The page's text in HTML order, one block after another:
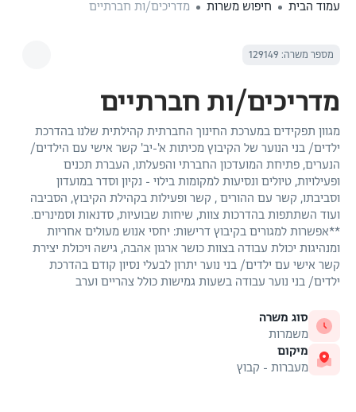
עמוד הבית חיפוש משרות מדריכים/ות חברתיים
מספר משרה: 129149
מדריכים/ות חברתיים
מגוון תפקידים במערכת החינוך החברתית קהילתית שלנו בהדרכת
ילדים/ בני הנוער של הקיבוץ מכיתות א'-יב' קשר אישי עם הילדים/
הנערים, פתיחת המועדכון החברתי והפעלתו, העברת תכנים
ופעילויות, טיולים ונסיעות למקומות בילוי - נקיון וסדר במועדון
וסביבתו, קשר עם ההורים , קשר ופעילות בקהילת הקיבוץ, הסביבה
ועוד השתתפות בהדרכות צוות, שיחות שבועיות, סדנאות וסמינרים.
**אפשרות למגורים בקיבוץ דרישות: יחסי אנוש מעולים אחריות
ומנהיגות יכולת עבודה בצוות כושר ארגון אהבה, גישה ויכולת יצירת
קשר אישי עם ילדים/ בני נוער יתרון לבעלי נסיון קודם בהדרכת
ילדים/ בני נוער עבודה בשעות גמישות כולל צהריים וערב
סוג משרה
משמרות
מיקום
מעברות - קבוץ